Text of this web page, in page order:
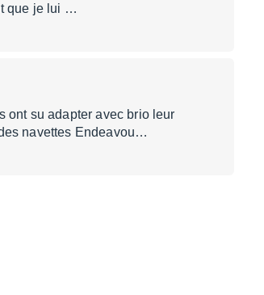
que je lui …
ont su adapter avec brio leur
navettes Endeavou…